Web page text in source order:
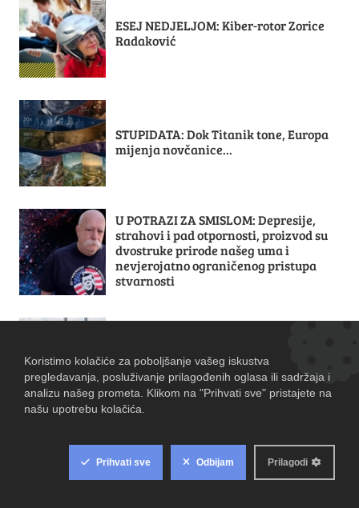
ESEJ NEDJELJOM: Kiber-rotor Zorice
Radaković
STUPIDATA: Dok Titanik tone, Europa
mijenja novčanice...
U POTRAZI ZA SMISLOM: Depresije,
strahovi i pad otpornosti, proizvod su
dvostruke prirode našeg uma i
nevjerojatno ograničenog pristupa
stvarnosti
gospodarstvo još vozi sporednim
cestama
Velika Sestra - Sex files edition by